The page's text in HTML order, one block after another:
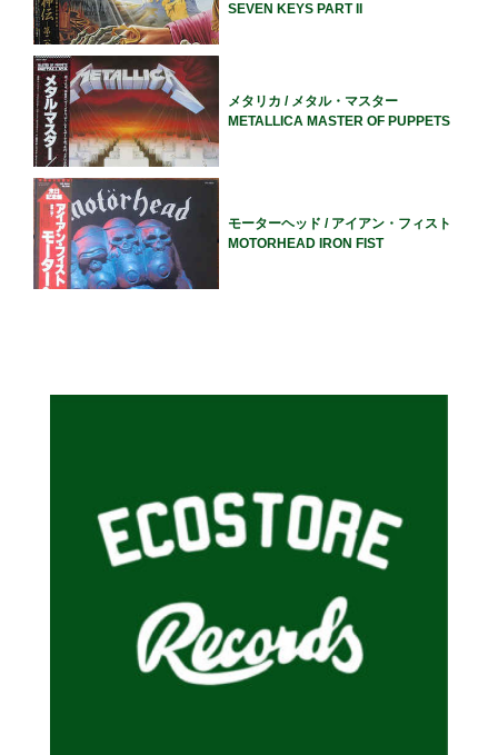
SEVEN KEYS PART II
メタリカ / メタル・マスター
METALLICA MASTER OF PUPPETS
モーターヘッド / アイアン・フィスト
MOTORHEAD IRON FIST